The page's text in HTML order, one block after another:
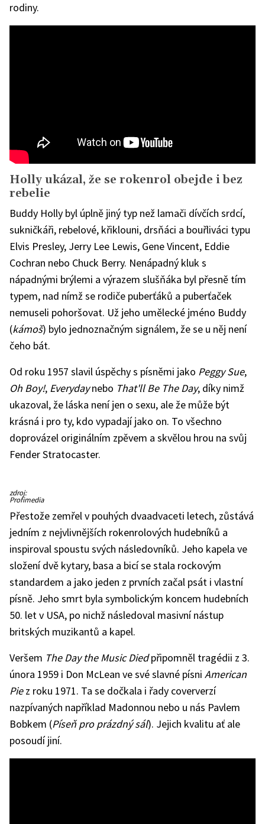
rodiny.
Holly ukázal, že se rokenrol obejde i bez
rebelie
Buddy Holly byl úplně jiný typ než lamači dívčích srdcí,
sukničkáři, rebelové, křiklouni, drsňáci a bouřliváci typu
Elvis Presley, Jerry Lee Lewis, Gene Vincent, Eddie
Cochran nebo Chuck Berry. Nenápadný kluk s
nápadnými brýlemi a výrazem slušňáka byl přesně tím
typem, nad nímž se rodiče puberťáků a puberťaček
nemuseli pohoršovat. Už jeho umělecké jméno Buddy
(kámoš) bylo jednoznačným signálem, že se u něj není
čeho bát.
Od roku 1957 slavil úspěchy s písněmi jako Peggy Sue,
Oh Boy!, Everydaynebo That'll Be The Day, díky nimž
ukazoval, že láska není jen o sexu, ale že může být
krásná i pro ty, kdo vypadají jako on. To všechno
doprovázel originálním zpěvem a skvělou hrou na svůj
Fender Stratocaster.
Pomník
na
kde
zahynuli
Buddy
Holly,
Valens
The
Big
Bopper
zdroj:
Profimedia
Přestože zemřel v pouhých dvaadvaceti letech, zůstává
jedním z nejvlivnějších rokenrolových hudebníků a
inspiroval spoustu svých následovníků. Jeho kapela ve
složení dvě kytary, basa a bicí se stala rockovým
standardem a jako jeden z prvních začal psát i vlastní
písně. Jeho smrt byla symbolickým koncem hudebních
50. let v USA, po nichž následoval masivní nástup
britských muzikantů a kapel.
Veršem The Day the Music Diedpřipomněl tragédii z 3.
února 1959 i Don McLean ve své slavné písni American
Piez roku 1971. Ta se dočkala i řady coververzí
nazpívaných například Madonnou nebo u nás Pavlem
Bobkem (Píseň pro prázdný sál). Jejich kvalitu ať ale
posoudí jiní.